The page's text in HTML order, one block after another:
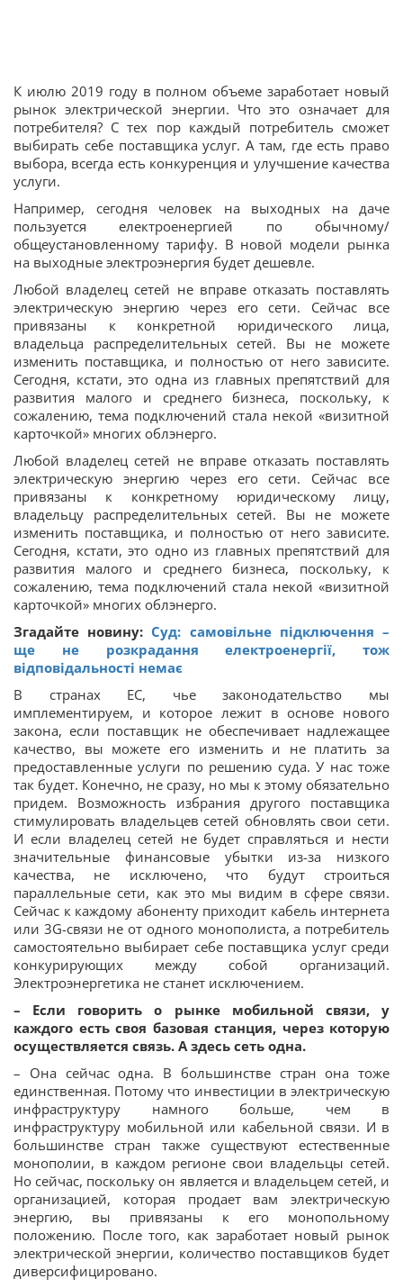
К июлю 2019 году в полном объеме заработает новый
рынок электрической энергии. Что это означает для
потребителя? С тех пор каждый потребитель сможет
выбирать себе поставщика услуг. А там, где есть право
выбора, всегда есть конкуренция и улучшение качества
услуги.
Например, сегодня человек на выходных на даче
пользуется електроенергией по обычному/
общеустановленному тарифу. В новой модели рынка
на выходные электроэнергия будет дешевле.
Любой владелец сетей не вправе отказать поставлять
электрическую энергию через его сети. Сейчас все
привязаны к конкретной юридического лица,
владельца распределительных сетей. Вы не можете
изменить поставщика, и полностью от него зависите.
Сегодня, кстати, это одна из главных препятствий для
развития малого и среднего бизнеса, поскольку, к
сожалению, тема подключений стала некой «визитной
карточкой» многих облэнерго.
Любой владелец сетей не вправе отказать поставлять
электрическую энергию через его сети. Сейчас все
привязаны к конкретному юридическому лицу,
владельцу распределительных сетей. Вы не можете
изменить поставщика, и полностью от него зависите.
Сегодня, кстати, это одно из главных препятствий для
развития малого и среднего бизнеса, поскольку, к
сожалению, тема подключений стала некой «визитной
карточкой» многих облэнерго.
Згадайте новину: Суд: самовільне підключення –
ще не розкрадання електроенергії, тож
відповідальності немає
В странах ЕС, чье законодательство мы
имплементируем, и которое лежит в основе нового
закона, если поставщик не обеспечивает надлежащее
качество, вы можете его изменить и не платить за
предоставленные услуги по решению суда. У нас тоже
так будет. Конечно, не сразу, но мы к этому обязательно
придем. Возможность избрания другого поставщика
стимулировать владельцев сетей обновлять свои сети.
И если владелец сетей не будет справляться и нести
значительные финансовые убытки из-за низкого
качества, не исключено, что будут строиться
параллельные сети, как это мы видим в сфере связи.
Сейчас к каждому абоненту приходит кабель интернета
или 3G-связи не от одного монополиста, а потребитель
самостоятельно выбирает себе поставщика услуг среди
конкурирующих между собой организаций.
Электроэнергетика не станет исключением.
– Если говорить о рынке мобильной связи, у
каждого есть своя базовая станция, через которую
осуществляется связь. А здесь сеть одна.
– Она сейчас одна. В большинстве стран она тоже
единственная. Потому что инвестиции в электрическую
инфраструктуру намного больше, чем в
инфраструктуру мобильной или кабельной связи. И в
большинстве стран также существуют естественные
монополии, в каждом регионе свои владельцы сетей.
Но сейчас, поскольку он является и владельцем сетей, и
организацией, которая продает вам электрическую
энергию, вы привязаны к его монопольному
положению. После того, как заработает новый рынок
электрической энергии, количество поставщиков будет
диверсифицировано.